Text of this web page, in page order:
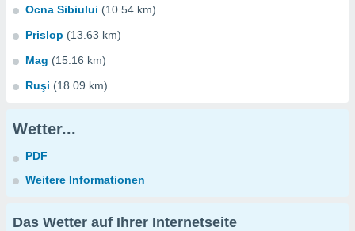
Ocna Sibiului (10.54 km)
Prislop (13.63 km)
Mag (15.16 km)
Ruşi (18.09 km)
Wetter...
PDF
Weitere Informationen
Das Wetter auf Ihrer Internetseite